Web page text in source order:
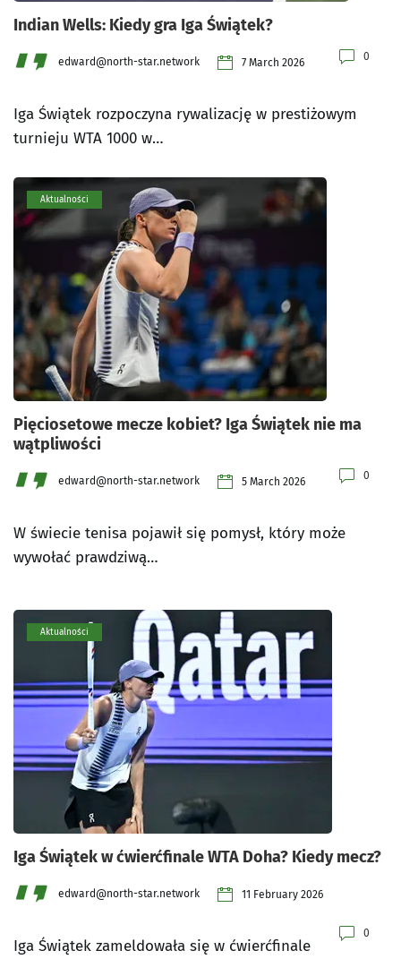
Indian Wells: Kiedy gra Iga Świątek?
edward@north-star.network 7 March 2026 0
Iga Świątek rozpoczyna rywalizację w prestiżowym
turnieju WTA 1000 w…
Aktualności
Pięciosetowe mecze kobiet? Iga Świątek nie ma
wątpliwości
edward@north-star.network 5 March 2026 0
W świecie tenisa pojawił się pomysł, który może
wywołać prawdziwą…
Aktualności
Iga Świątek w ćwierćfinale WTA Doha? Kiedy mecz?
edward@north-star.network 11 February 2026
0
Iga Świątek zameldowała się w ćwierćfinale